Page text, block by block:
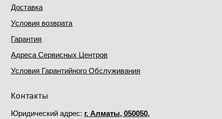
Доставка
Условия возврата
Гарантия
Адреса Сервисных Центров
Условия Гарантийного Обслуживания
Контакты
Юридический адрес: г. Алматы, 050050,